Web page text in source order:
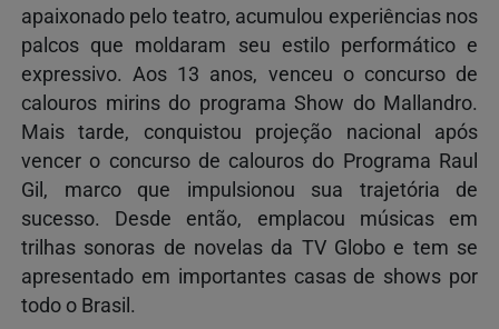
apaixonado pelo teatro, acumulou experiências nos
palcos que moldaram seu estilo performático e
expressivo. Aos 13 anos, venceu o concurso de
calouros mirins do programa Show do Mallandro.
Mais tarde, conquistou projeção nacional após
vencer o concurso de calouros do Programa Raul
Gil, marco que impulsionou sua trajetória de
sucesso. Desde então, emplacou músicas em
trilhas sonoras de novelas da TV Globo e tem se
apresentado em importantes casas de shows por
todo o Brasil.